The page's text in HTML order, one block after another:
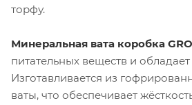
торфу.
Минеральная вата коробка
питательных веществ и обладает
Изготавливается из
ваты, что обеспечивает